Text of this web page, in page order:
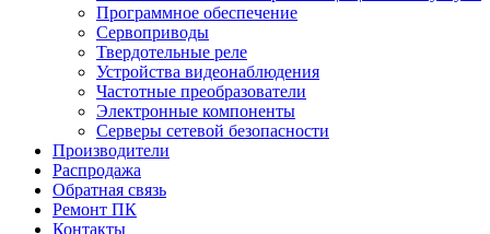
Программное обеспечение
Сервоприводы
Твердотельные реле
Устройства видеонаблюдения
Частотные преобразователи
Электронные компоненты
Серверы сетевой безопасности
Производители
Распродажа
Обратная связь
Ремонт ПК
Контакты